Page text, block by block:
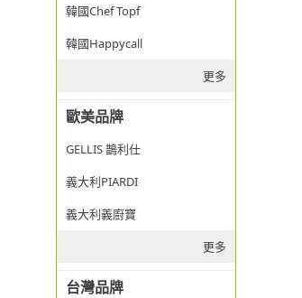
韓國Chef Topf
韓國Happycall
更多
歐美品牌
GELLIS 鵲利仕
義大利PIARDI
義大利義廚寶
更多
台灣品牌